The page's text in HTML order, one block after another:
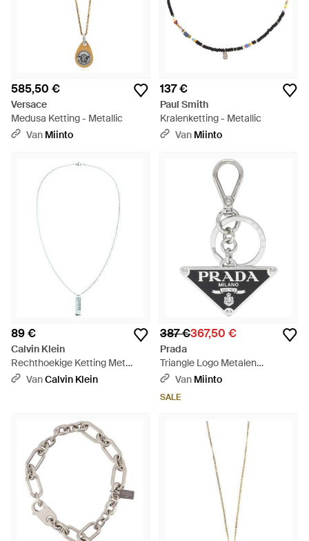
585,50 €
Versace
Medusa Ketting - Metallic
Van Miinto
137 €
Paul Smith
Kralenketting - Metallic
Van Miinto
89 €
Calvin Klein
Rechthoekige Ketting Met
Hanger - Wit
VanCalvin Klein
387 €367,50 €
Prada
Triangle Logo Metalen
Sleutelhanger - Wit
Van Miinto
SALE